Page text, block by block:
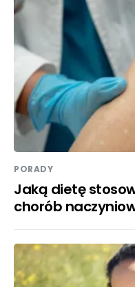
PORADY
Jaką dietę
chorób